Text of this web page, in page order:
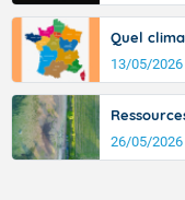
Quel
13/05/2026
26/05/2026